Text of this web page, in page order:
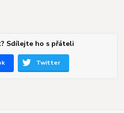
Sdílejte ho s přáteli
Twitter